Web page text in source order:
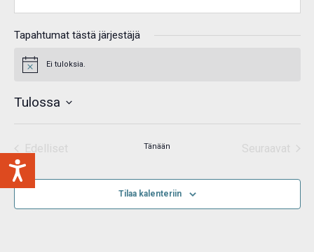
Tapahtumat tästä järjestäjä
Notice Ei tuloksia.
Tulossa
Valitse
päivä.Edelliset
Tänään
Seuraavat
Tilaa kalenteriin